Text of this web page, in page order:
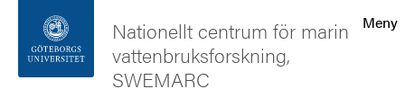
Sidfoten
Meny
Nationellt centrum för marin
vattenbruksforskning,
SWEMARC